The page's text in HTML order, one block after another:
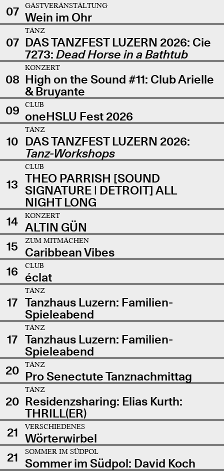
07
GASTVERANSTALTUNG
Wein im Ohr
07
TANZ
DAS TANZFEST LUZERN 2026: Cie
7273: Dead Horse in a Bathtub
08
KONZERT
High on the Sound #11: Club Arielle
& Bruyante
09
CLUB
oneHSLU Fest 2026
10
TANZ
DAS TANZFEST LUZERN 2026:
Tanz-Workshops
13
CLUB
THEO PARRISH [SOUND
SIGNATURE | DETROIT] ALL
NIGHT LONG
14
KONZERT
ALTIN GÜN
15
ZUM MITMACHEN
Caribbean Vibes
16
CLUB
éclat
17
TANZ
Tanzhaus Luzern: Familien-
Spieleabend
17
TANZ
Tanzhaus Luzern: Familien-
Spieleabend
20
TANZ
Pro Senectute Tanznachmittag
20
TANZ
Residenzsharing: Elias Kurth:
THRILL(ER)
21
VERSCHIEDENES
Wörterwirbel
21
SOMMER IM SÜDPOL
Sommer im Südpol: David Koch